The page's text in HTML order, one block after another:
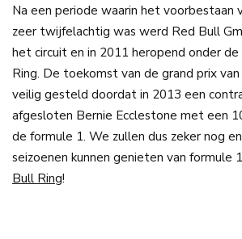
Na een periode waarin het voorbestaan
zeer twijfelachtig was werd Red Bull
het circuit en in 2011 heropend onder
Ring. De toekomst van de grand prix
veilig gesteld doordat in 2013 een
afgesloten Bernie Ecclestone met een
de formule 1. We zullen dus zeker nog
seizoenen kunnen genieten van formule
Bull Ring!